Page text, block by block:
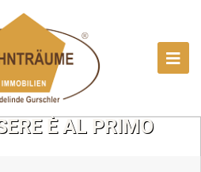
È AL PRIMO